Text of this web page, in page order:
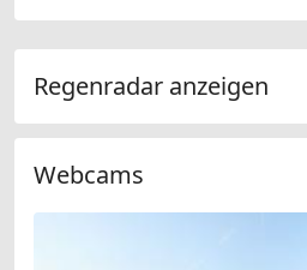
Regenradar anzeigen
Webcams